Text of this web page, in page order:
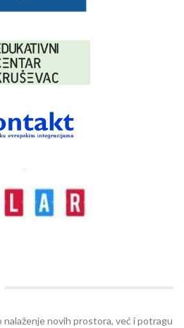
nalaženje novih prostora, već i potragu